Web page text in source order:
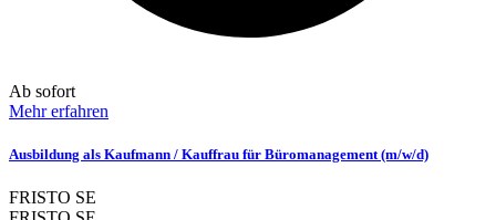
Ab sofort
Mehr erfahren
Ausbildung als Kaufmann / Kauffrau für Büromanagement (m/w/d)
FRISTO SE